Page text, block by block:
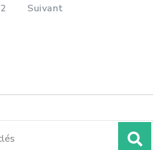
PAGE
2 Suivant